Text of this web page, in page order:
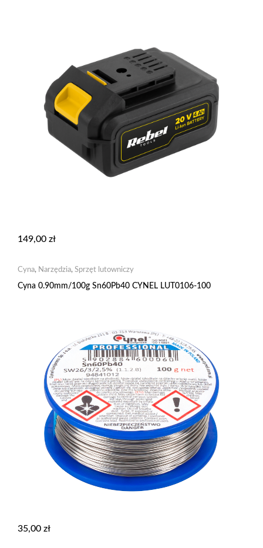
149,00 zł
Cyna, Narzędzia, Sprzęt lutowniczy
Cyna 0.90mm/100g Sn60Pb40 CYNEL LUT0106-100
35,00 zł